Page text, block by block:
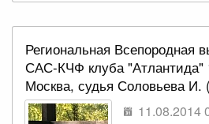
Региональная Всепородная
САС-КЧФ клуба "Атлантида"
Москва, судья Соловьева И.
11.08.2014